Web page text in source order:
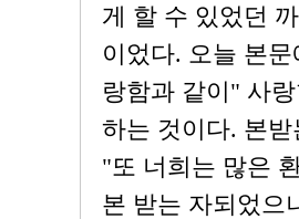
게 할 수 있었던
이었다. 오늘 본
랑함과 같이" 사
하는 것이다. 본
"또 너희는 많은
본 받는 자되었으